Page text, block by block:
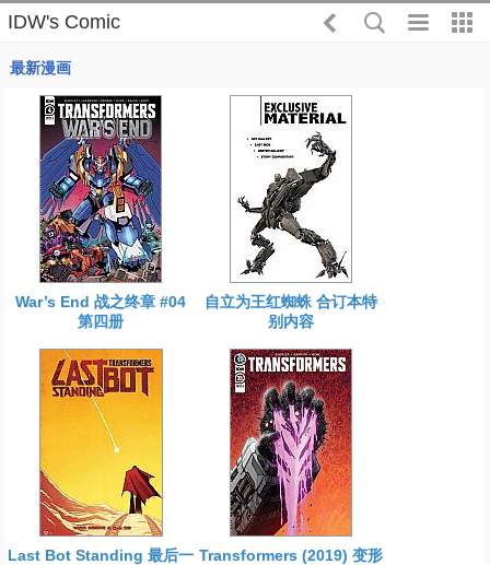
IDW's Comic
最新漫画
War’s End 战之终章 #04
第四册
自立为王红蜘蛛 合订本特
别内容
Last Bot Standing 最后一 Transformers (2019) 变形